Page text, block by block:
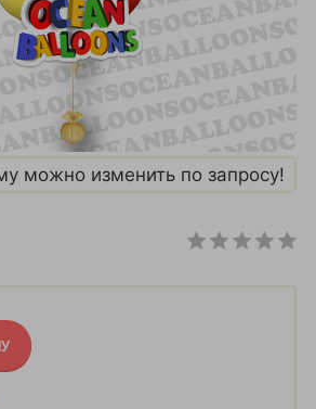
можно изменить по запросу!